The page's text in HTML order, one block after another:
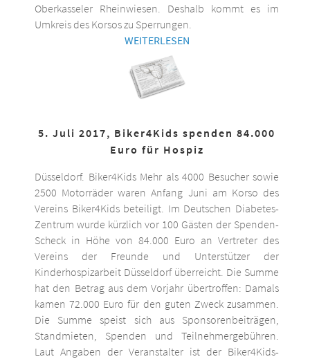
Oberkasseler Rheinwiesen. Deshalb kommt es im
Umkreis des Korsos zu Sperrungen.
WEITERLESEN
5. Juli 2017, Biker4Kids spenden 84.000
Euro für Hospiz
Düsseldorf. Biker4Kids Mehr als 4000 Besucher sowie
2500 Motorräder waren Anfang Juni am Korso des
Vereins Biker4Kids beteiligt. Im Deutschen Diabetes-
Zentrum wurde kürzlich vor 100 Gästen der Spenden-
Scheck in Höhe von 84.000 Euro an Vertreter des
Vereins der Freunde und Unterstützer der
Kinderhospizarbeit Düsseldorf überreicht. Die Summe
hat den Betrag aus dem Vorjahr übertroffen: Damals
kamen 72.000 Euro für den guten Zweck zusammen.
Die Summe speist sich aus Sponsorenbeiträgen,
Standmieten, Spenden und Teilnehmergebühren.
Laut Angaben der Veranstalter ist der Biker4Kids-